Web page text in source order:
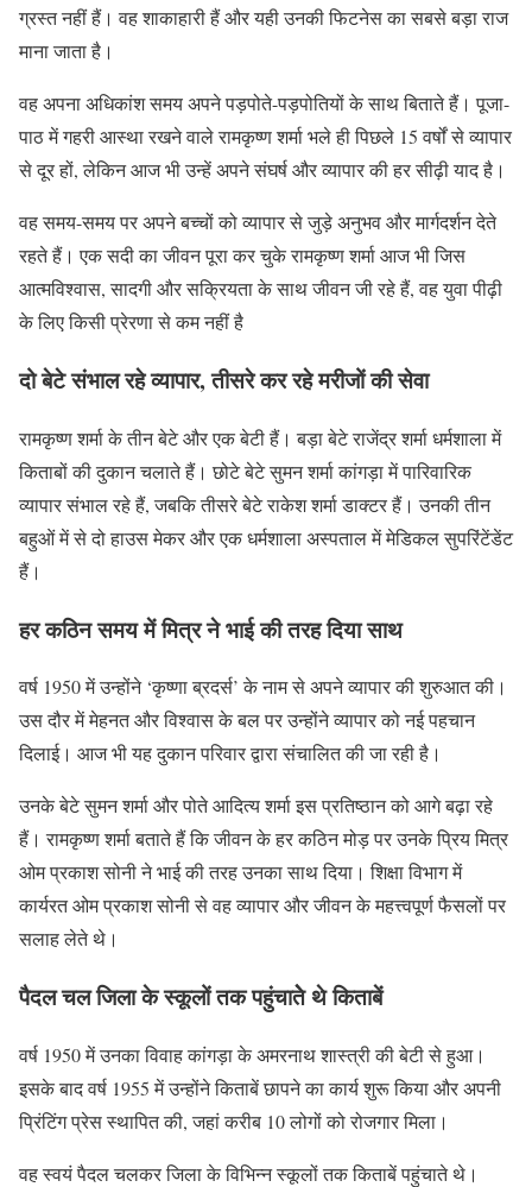
ग्रस्त नहीं हैं। वह शाकाहारी हैं और यही उनकी फिटनेस का सबसे बड़ा राज
माना जाता है।
वह अपना अधिकांश समय अपने पड़पोते-पड़पोतियों के साथ बिताते हैं। पूजा-
पाठ में गहरी आस्था रखने वाले रामकृष्ण शर्मा भले ही पिछले 15 वर्षों से व्यापार
से दूर हों, लेकिन आज भी उन्हें अपने संघर्ष और व्यापार की हर सीढ़ी याद है।
वह समय-समय पर अपने बच्चों को व्यापार से जुड़े अनुभव और मार्गदर्शन देते
रहते हैं। एक सदी का जीवन पूरा कर चुके रामकृष्ण शर्मा आज भी जिस
आत्मविश्वास, सादगी और सक्रियता के साथ जीवन जी रहे हैं, वह युवा पीढ़ी
के लिए किसी प्रेरणा से कम नहीं है
दो बेटे संभाल रहे व्यापार, तीसरे कर रहे मरीजों की सेवा
रामकृष्ण शर्मा के तीन बेटे और एक बेटी हैं। बड़ा बेटे राजेंद्र शर्मा धर्मशाला में
किताबों की दुकान चलाते हैं। छोटे बेटे सुमन शर्मा कांगड़ा में पारिवारिक
व्यापार संभाल रहे हैं, जबकि तीसरे बेटे राकेश शर्मा डाक्टर हैं। उनकी तीन
बहुओं में से दो हाउस मेकर और एक धर्मशाला अस्पताल में मेडिकल सुपरिंटेंडेंट
हैं।
हर कठिन समय में मित्र ने भाई की तरह दिया साथ
वर्ष 1950 में उन्होंने ‘कृष्णा ब्रदर्स’ के नाम से अपने व्यापार की शुरुआत की।
उस दौर में मेहनत और विश्वास के बल पर उन्होंने व्यापार को नई पहचान
दिलाई। आज भी यह दुकान परिवार द्वारा संचालित की जा रही है।
उनके बेटे सुमन शर्मा और पोते आदित्य शर्मा इस प्रतिष्ठान को आगे बढ़ा रहे
हैं। रामकृष्ण शर्मा बताते हैं कि जीवन के हर कठिन मोड़ पर उनके प्रिय मित्र
ओम प्रकाश सोनी ने भाई की तरह उनका साथ दिया। शिक्षा विभाग में
कार्यरत ओम प्रकाश सोनी से वह व्यापार और जीवन के महत्त्वपूर्ण फैसलों पर
सलाह लेते थे।
पैदल चल जिला के स्कूलों तक पहुंचातेे थे किताबें
वर्ष 1950 में उनका विवाह कांगड़ा के अमरनाथ शास्त्री की बेटी से हुआ।
इसके बाद वर्ष 1955 में उन्होंने किताबें छापने का कार्य शुरू किया और अपनी
प्रिंटिंग प्रेस स्थापित की, जहां करीब 10 लोगों को रोजगार मिला।
वह स्वयं पैदल चलकर जिला के विभिन्न स्कूलों तक किताबें पहुंचाते थे।